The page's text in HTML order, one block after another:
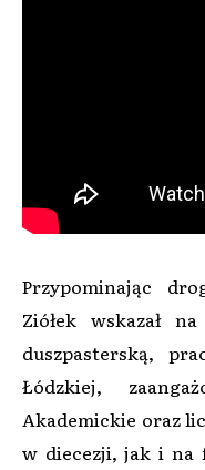
Przypominając
Ziółek wskazał
duszpasterską,
Łódzkiej,
Akademickie oraz
w diecezji, jak i na